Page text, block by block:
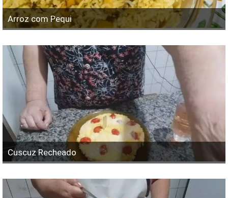
Arroz com Pequi
Cuscuz Recheado